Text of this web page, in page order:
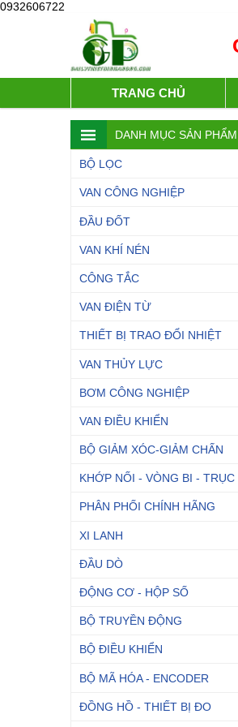
0932606722
TRANG CHỦ
DANH MỤC SẢN PHẨM
BỘ LỌC
VAN CÔNG NGHIỆP
ĐẦU ĐỐT
VAN KHÍ NÉN
CÔNG TẮC
VAN ĐIỆN TỪ
THIẾT BỊ TRAO ĐỔI NHIỆT
VAN THỦY LỰC
BƠM CÔNG NGHIỆP
VAN ĐIỀU KHIỂN
BỘ GIẢM XÓC-GIẢM CHẤN
KHỚP NỐI - VÒNG BI - TRỤC
PHÂN PHỐI CHÍNH HÃNG
XI LANH
ĐẦU DÒ
ĐỘNG CƠ - HỘP SỐ
BỘ TRUYỀN ĐỘNG
BỘ ĐIỀU KHIỂN
BỘ MÃ HÓA - ENCODER
ĐỒNG HỒ - THIẾT BỊ ĐO